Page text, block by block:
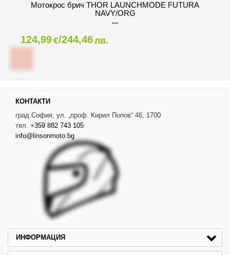
Мотокрос брич THOR LAUNCHMODE FUTURA
NAVY/ORG
124,99€/244,46лв.
КОНТАКТИ
град София, ул. „проф. Кирил Попов“ 46, 1700
тел. +359 882 743 105
info@linsonmoto.bg
ИНФОРМАЦИЯ